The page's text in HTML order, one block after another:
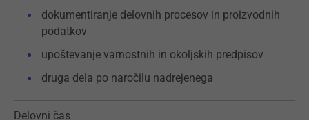
dokumentiranje delovnih procesov in proizvodnih
podatkov
upoštevanje varnostnih in okoljskih predpisov
druga dela po naročilu nadrejenega
Delovni čas